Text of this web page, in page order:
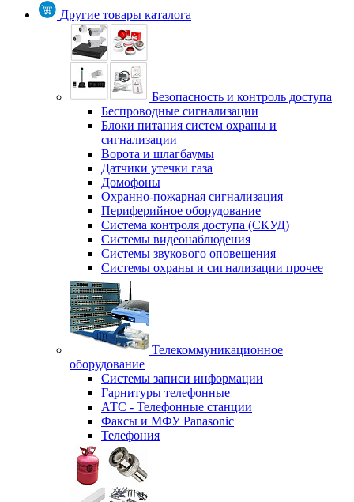
Другие товары каталога
Безопасность и контроль доступа
Беспроводные сигнализации
Блоки питания систем охраны и
сигнализации
Ворота и шлагбаумы
Датчики утечки газа
Домофоны
Охранно-пожарная сигнализация
Периферийное оборудование
Система контроля доступа (СКУД)
Системы видеонаблюдения
Системы звукового оповещения
Системы охраны и сигнализации прочее
Телекоммуникационное
оборудование
Системы записи информации
Гарнитуры телефонные
АТС - Телефонные станции
Факсы и МФУ Panasonic
Телефония